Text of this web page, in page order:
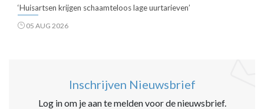
‘Huisartsen krijgen schaamteloos lage uurtarieven’
05 AUG 2026
Inschrijven Nieuwsbrief
Log in om je aan te melden voor de nieuwsbrief.